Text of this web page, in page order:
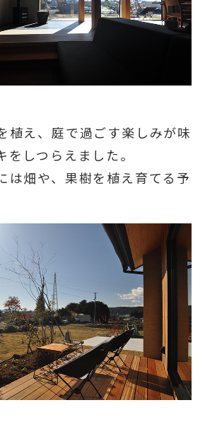
植え、庭で過ごす楽しみが味
をしつらえました。
は畑や、果樹を植え育てる予